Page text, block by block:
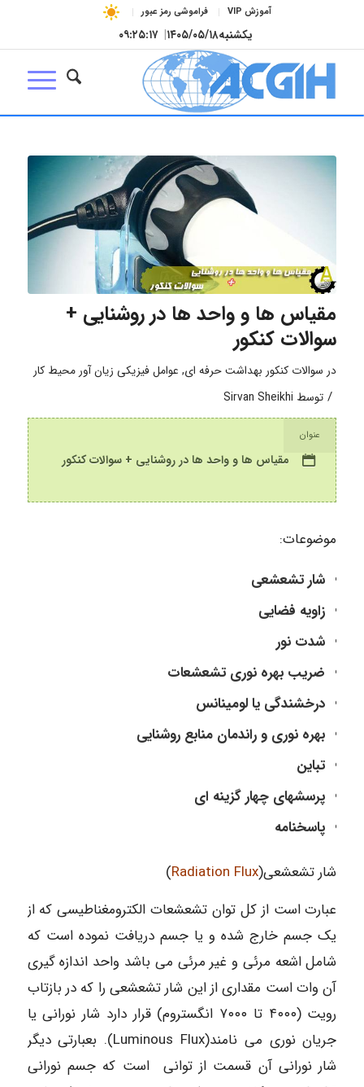
آموزش VIP فراموشی رمز عبور
یکشنبه۱۴۰۵/۰۵/۱۸| ۰۹:۲۵:۱۷
مقیاس ها و واحد ها در روشنایی +
سوالات کنکور
در سوالات کنکور بهداشت حرفه ای, عوامل فیزیکی زیان آور محیط کار
/ توسط Sirvan Sheikhi
عنوان
مقیاس ها و واحد ها در روشنایی + سوالات کنکور
موضوعات:
شار تشعشعی
زاویه فضایی
شدت نور
ضریب بهره نوری تشعشعات
درخشندگی یا لومینانس
بهره نوری و راندمان منابع روشنایی
تباین
پرسشهای چهار گزینه ای
پاسخنامه
شار تشعشعی(Radiation Flux
)
عبارت است از کل توان تشعشعات الکترومغناطیسی که از
یک جسم خارج شده و یا جسم دریافت نموده است که
شامل اشعه مرئی و غیر مرئی می باشد واحد اندازه گیری
آن وات است مقداری از این شار تشعشعی را که در بازتاب
رویت (۴۰۰۰ تا ۷۰۰۰ انگستروم) قرار دارد شار نورانی یا
جریان نوری می نامند(Luminous Flux). بعبارتی دیگر
شار نورانی آن قسمت از توانی است که جسم نورانی